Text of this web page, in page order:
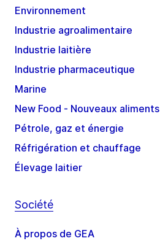
Environnement
Industrie agroalimentaire
Industrie laitière
Industrie pharmaceutique
Marine
New Food - Nouveaux aliments
Pétrole, gaz et énergie
Réfrigération et chauffage
Élevage laitier
Société
À propos de GEA